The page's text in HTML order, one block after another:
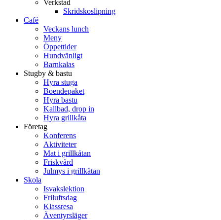
Verkstad
Skridskoslipning
Café
Veckans lunch
Meny
Öppettider
Hundvänligt
Barnkalas
Stugby & bastu
Hyra stuga
Boendepaket
Hyra bastu
Kallbad, drop in
Hyra grillkåta
Företag
Konferens
Aktiviteter
Mat i grillkåtan
Friskvård
Julmys i grillkåtan
Skola
Isvakslektion
Friluftsdag
Klassresa
Äventyrsläger